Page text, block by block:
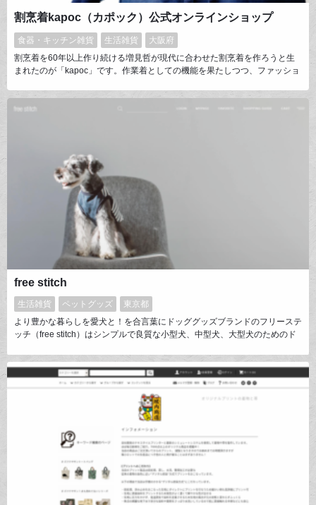
割烹着kapoc（カポック）公式オンラインショップ
食器・キッチン雑貨 生活雑貨
大阪府
割烹着を60年以上作り続ける増見哲が現代に合わせた割烹着を作ろうと生
まれたのが「kapoc」です。作業着としての機能を果たしつつ、ファッショ
くリブ編みの袖口やスマホの入るポケットも嬉しいポイントです。信頼の置
free stitch
生活雑貨 ペットグッズ
東京都
より豊かな暮らしを愛犬と！を合言葉にドッググッズブランドのフリーステ
ッチ（free stitch）はシンプルで良質な小型犬、中型犬、大型犬のためのド